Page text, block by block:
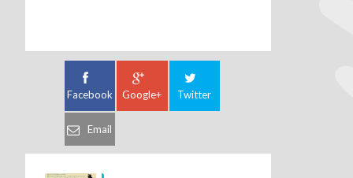
Facebook Google+ Twitter
Email